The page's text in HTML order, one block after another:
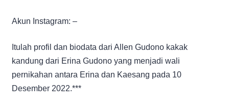
Akun Instagram: –
Itulah profil dan biodata dari Allen Gudono kakak
kandung dari Erina Gudono yang menjadi wali
pernikahan antara Erina dan Kaesang pada 10
Desember 2022.***